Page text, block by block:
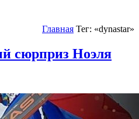
Главная Тег: «dynastar»
сюрприз Ноэля